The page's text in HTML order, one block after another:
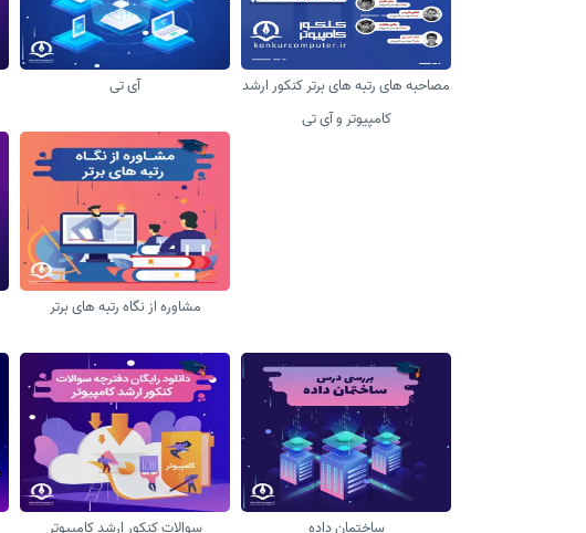
مصاحبه های رتبه های برتر کنکور ارشد
کامپیوتر و آی تی
آی تی
مشاوره از نگاه رتبه های برتر